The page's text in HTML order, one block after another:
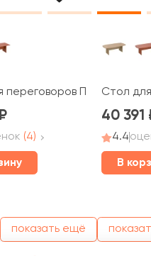
переговоров ПТ 783 Patriot
(4)
Стол
40 391
4.4
В
показать ещё